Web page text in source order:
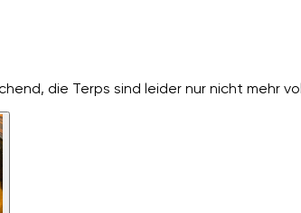
die Terps sind leider nur nicht mehr